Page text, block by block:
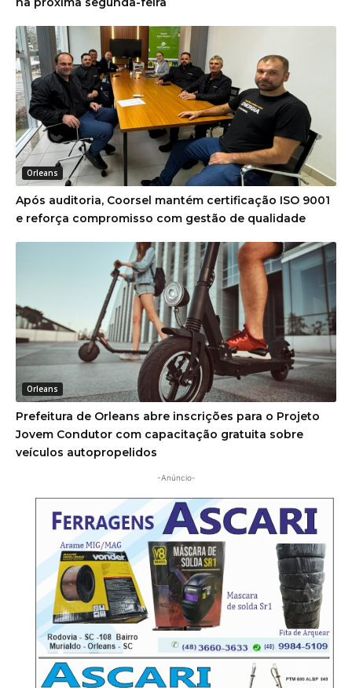
Orleans
Após auditoria, Coorsel mantém certificação ISO 9001
e reforça compromisso com gestão de qualidade
Orleans
Prefeitura de Orleans abre inscrições para o Projeto
Jovem Condutor com capacitação gratuita sobre
veículos autopropelidos
-Anúncio-